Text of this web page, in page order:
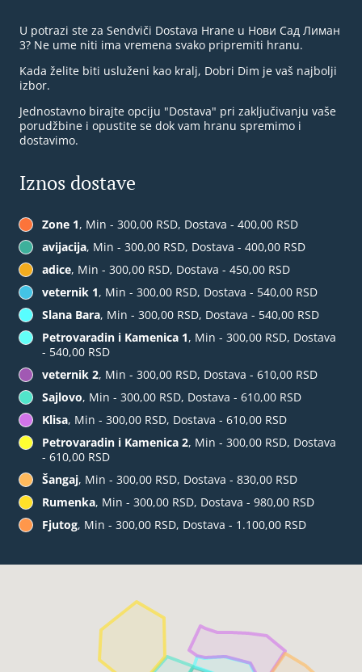
U potrazi ste za Sendviči Dostava Hrane u Нови Сад Лиман
3? Ne ume niti ima vremena svako pripremiti hranu.
Kada želite biti usluženi kao kralj, Dobri Dim je vaš najbolji
izbor.
Jednostavno birajte opciju "Dostava" pri zaključivanju vaše
porudžbine i opustite se dok vam hranu spremimo i
dostavimo.
Iznos dostave
Zone 1, Min - 300,00 RSD, Dostava - 400,00 RSD
avijacija, Min - 300,00 RSD, Dostava - 400,00 RSD
adice, Min - 300,00 RSD, Dostava - 450,00 RSD
veternik 1, Min - 300,00 RSD, Dostava - 540,00 RSD
Slana Bara, Min - 300,00 RSD, Dostava - 540,00 RSD
Petrovaradin i Kamenica 1, Min - 300,00 RSD, Dostava
- 540,00 RSD
veternik 2, Min - 300,00 RSD, Dostava - 610,00 RSD
Sajlovo, Min - 300,00 RSD, Dostava - 610,00 RSD
Klisa, Min - 300,00 RSD, Dostava - 610,00 RSD
Petrovaradin i Kamenica 2, Min - 300,00 RSD, Dostava
- 610,00 RSD
Šangaj, Min - 300,00 RSD, Dostava - 830,00 RSD
Rumenka, Min - 300,00 RSD, Dostava - 980,00 RSD
Fjutog, Min - 300,00 RSD, Dostava - 1.100,00 RSD